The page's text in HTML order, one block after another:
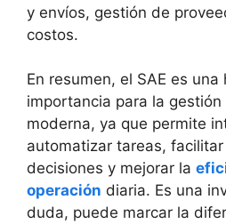
y envíos, gestión de
costos.
En resumen, el SAE es
importancia para la gestión
moderna, ya que permite
automatizar tareas,
decisiones y mejorar la
operación diaria. Es una
duda, puede marcar la